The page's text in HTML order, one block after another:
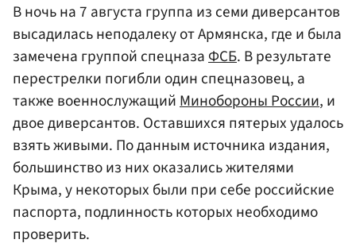
В ночь на 7 августа группа из семи диверсантов
высадилась неподалеку от Армянска, где и была
замечена группой спецназаФСБ. В результате
перестрелки погибли один спецназовец, а
также военнослужащийМинобороны России, и
двое диверсантов. Оставшихся пятерых удалось
взять живыми. По данным источника издания,
большинство из них оказались жителями
Крыма, у некоторых были при себе российские
паспорта, подлинность которых необходимо
проверить.